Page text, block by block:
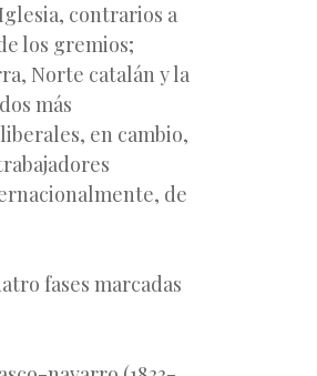
contrarios a
los gremios;
Norte catalán y la
más
en cambio,
de
fases marcadas